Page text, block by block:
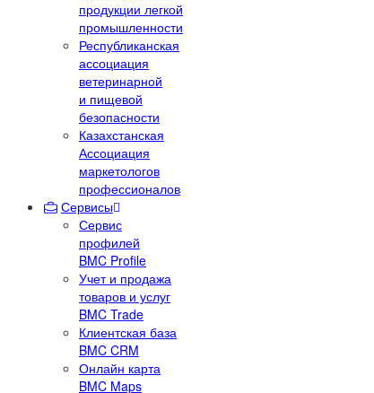
продукции легкой
промышленности
Республиканская
ассоциация
ветеринарной
и пищевой
безопасности
Казахстанская
Ассоциация
маркетологов
профессионалов
Сервисы
Сервис
профилей
BMC Profile
Учет и продажа
товаров и услуг
BMC Trade
Клиентская база
BMC CRM
Онлайн карта
BMC Maps